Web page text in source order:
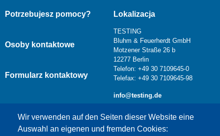
Wir verwenden auf den Seiten dieser Website eine
Auswahl an eigenen und fremden Cookies:
Potrzebujesz pomocy?
Osoby kontaktowe
Formularz kontaktowy
Lokalizacja
TESTING
Bluhm & Feuerherdt GmbH
Motzener Straße 26 b
12277 Berlin
Telefon: +49 30 7109645-0
Telefax: +49 30 7109645-98
info@testing.de